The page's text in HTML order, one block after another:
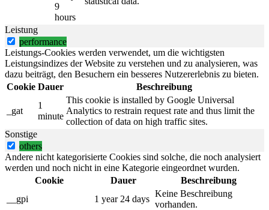
9
hours
Leistung
performance
Leistungs-Cookies werden verwendet, um die wichtigsten
Leistungsindizes der Website zu verstehen und zu analysieren, was
dazu beiträgt, den Besuchern ein besseres Nutzererlebnis zu bieten.
Cookie Dauer Beschreibung
_gat
1
minute
This cookie is installed by Google Universal
Analytics to restrain request rate and thus limit the
collection of data on high traffic sites.
Sonstige
others
Andere nicht kategorisierte Cookies sind solche, die noch analysiert
werden und noch nicht in eine Kategorie eingeordnet wurden.
Cookie
Dauer
Beschreibung
__gpi
1 year 24 days
Keine Beschreibung
vorhanden.